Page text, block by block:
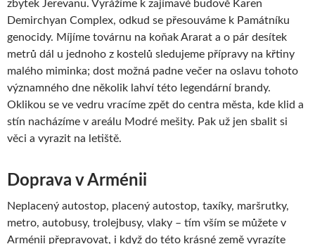
zbytek Jerevanu. Vyrážíme k zajímavé budově Karen
Demirchyan Complex, odkud se přesouváme k Památníku
genocidy. Míjíme továrnu na koňak Ararat a o pár desítek
metrů dál u jednoho z kostelů sledujeme přípravy na křtiny
malého miminka; dost možná padne večer na oslavu tohoto
významného dne několik lahví této legendární brandy.
Oklikou se ve vedru vracíme zpět do centra města, kde klid a
stín nacházíme v areálu Modré mešity. Pak už jen sbalit si
věci a vyrazit na letiště.
Doprava v Arménii
Neplacený autostop, placený autostop, taxíky, maršrutky,
metro, autobusy, trolejbusy, vlaky – tím vším se můžete v
Arménii přepravovat, i když do této krásné země vyrazíte